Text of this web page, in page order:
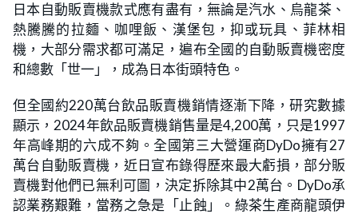
1
8
%
日本自動販賣機款式應有盡有，無論是汽水、烏龍茶、
熱騰騰的拉麵、咖哩飯、漢堡包，抑或玩具、菲林相
機，大部分需求都可滿足，遍布全國的自動販賣機密度
和總數「世一」，成為日本街頭特色。
但全國約220萬台飲品販賣機銷情逐漸下降，研究數據
顯示，2024年飲品販賣機銷售量是4,200萬，只是1997
年高峰期的六成不夠。全國第三大營運商DyDo擁有27
萬台自動販賣機，近日宣布錄得歷來最大虧損，部分販
賣機對他們已無利可圖，決定拆除其中2萬台。DyDo承
認業務艱難，當務之急是「止蝕」。綠茶生產商龍頭伊